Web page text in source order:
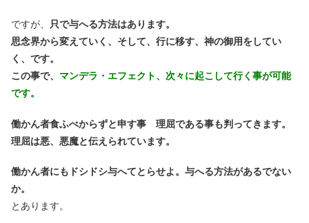
ですが、
只で与へる方法はあります。
思念界から変えていく、そして、行に移す、神の御用をしてい
く、です。
この事で、 マンデラ・エフェクト、次々に起こして行く事が可能
です。
働かん者食ふべからずと申す事 理屈である事も判ってきます。
理屈は悪、悪魔と伝えられています。
働かん者にもドシドシ与へてとらせよ。与へる方法があるでない
か。
とあります。